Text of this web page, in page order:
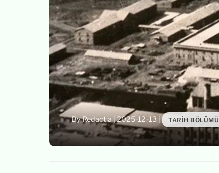
By Redacția|2025-12-13 | TARIH BÖLÜMÜ